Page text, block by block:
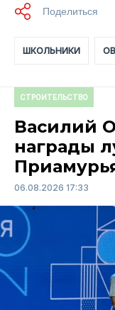
ШКОЛЬНИКИ
СТРОИТЕЛЬСТВО
Василий
награды
06.08.2026 17:33